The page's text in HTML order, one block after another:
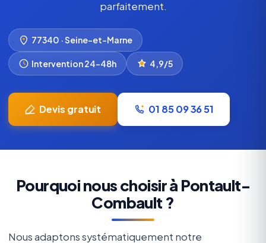
parfaitement.
77340 · Seine-et-Marne
Intervention 24–48h 4,9/5
Devis gratuit 01 85 09 36 51
Pourquoi nous choisir à Pontault-
Combault ?
Nous adaptons systématiquement notre